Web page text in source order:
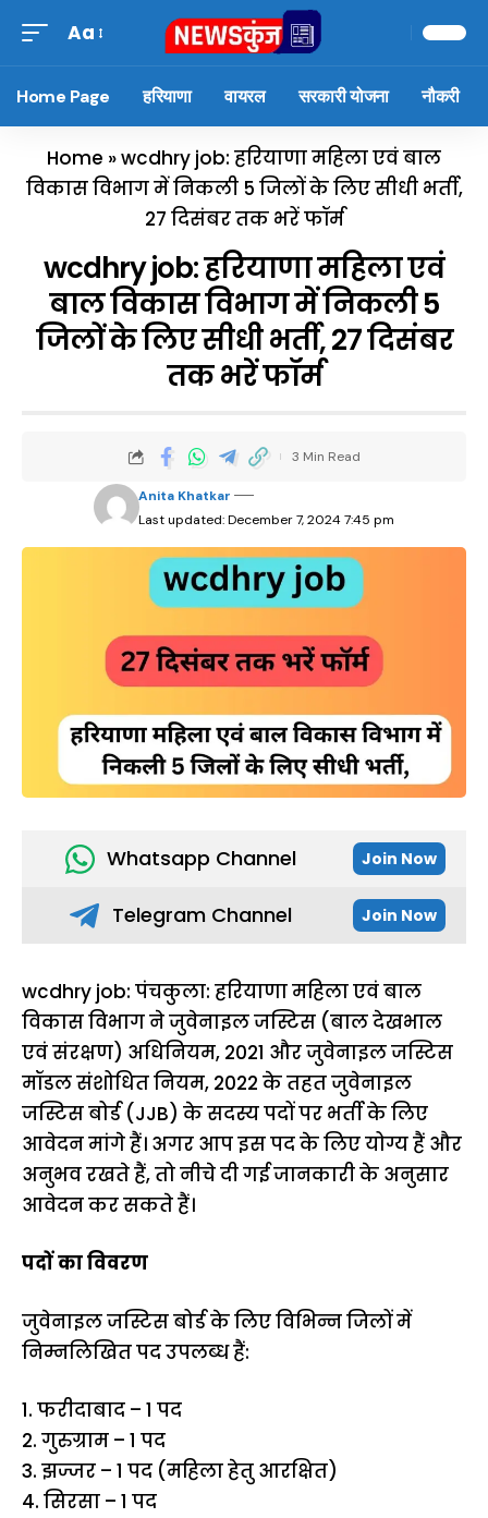
Aa
Home Page हरियाणा वायरल सरकारी योजना नौकरी
Home »wcdhry job: हरियाणा महिला एवं बाल
विकास विभाग में निकली 5 जिलों के लिए सीधी भर्ती,
27 दिसंबर तक भरें फॉर्म
wcdhry job: हरियाणा महिला एवं
बाल विकास विभाग में निकली 5
जिलों के लिए सीधी भर्ती, 27 दिसंबर
तक भरें फॉर्म
Last updated: December 7, 2024 7:45 pm
Anita Khatkar
3 Min Read
Whatsapp Channel Join Now
Telegram Channel Join Now
wcdhry job: पंचकुला: हरियाणा महिला एवं बाल
विकास विभाग ने जुवेनाइल जस्टिस (बाल देखभाल
एवं संरक्षण) अधिनियम, 2021 और जुवेनाइल जस्टिस
मॉडल संशोधित नियम, 2022 के तहत जुवेनाइल
जस्टिस बोर्ड (JJB) के सदस्य पदों पर भर्ती के लिए
आवेदन मांगे हैं। अगर आप इस पद के लिए योग्य हैं और
अनुभव रखते हैं, तो नीचे दी गई जानकारी के अनुसार
आवेदन कर सकते हैं।
पदों का विवरण
जुवेनाइल जस्टिस बोर्ड के लिए विभिन्न जिलों में
निम्नलिखित पद उपलब्ध हैं:
1. फरीदाबाद – 1 पद
2. गुरुग्राम – 1 पद
3. झज्जर – 1 पद (महिला हेतु आरक्षित)
4. सिरसा – 1 पद